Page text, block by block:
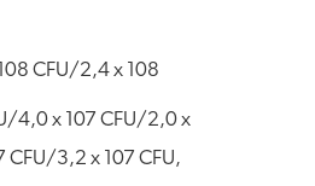
CFU/2,4 x 108
4,0 x 107 CFU/2,0 x
CFU/3,2 x 107 CFU,